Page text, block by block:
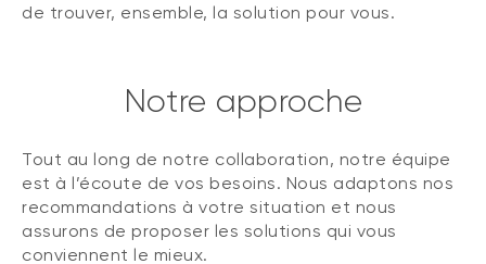
de trouver, ensemble, la solution pour vous.
Notre approche
Tout au long de notre collaboration, notre équipe
est à l’écoute de vos besoins. Nous adaptons nos
recommandations à votre situation et nous
assurons de proposer les solutions qui vous
conviennent le mieux.